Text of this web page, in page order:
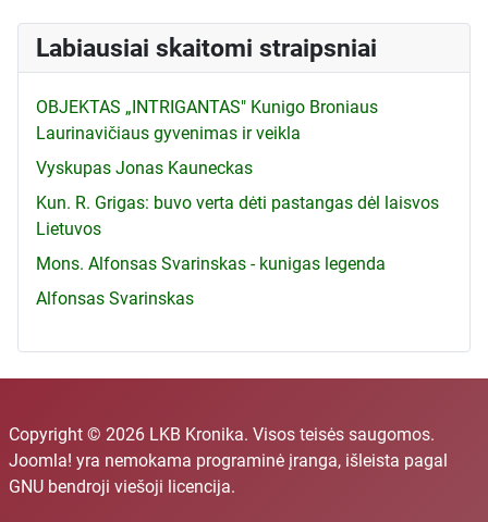
Labiausiai skaitomi straipsniai
OBJEKTAS „INTRIGANTAS" Kunigo Broniaus
Laurinavičiaus gyvenimas ir veikla
Vyskupas Jonas Kauneckas
Kun. R. Grigas: buvo verta dėti pastangas dėl laisvos
Lietuvos
Mons. Alfonsas Svarinskas - kunigas legenda
Alfonsas Svarinskas
Copyright © 2026 LKB Kronika. Visos teisės saugomos.
Joomla! yra nemokama programinė įranga, išleista pagal
GNU bendroji viešoji licencija.